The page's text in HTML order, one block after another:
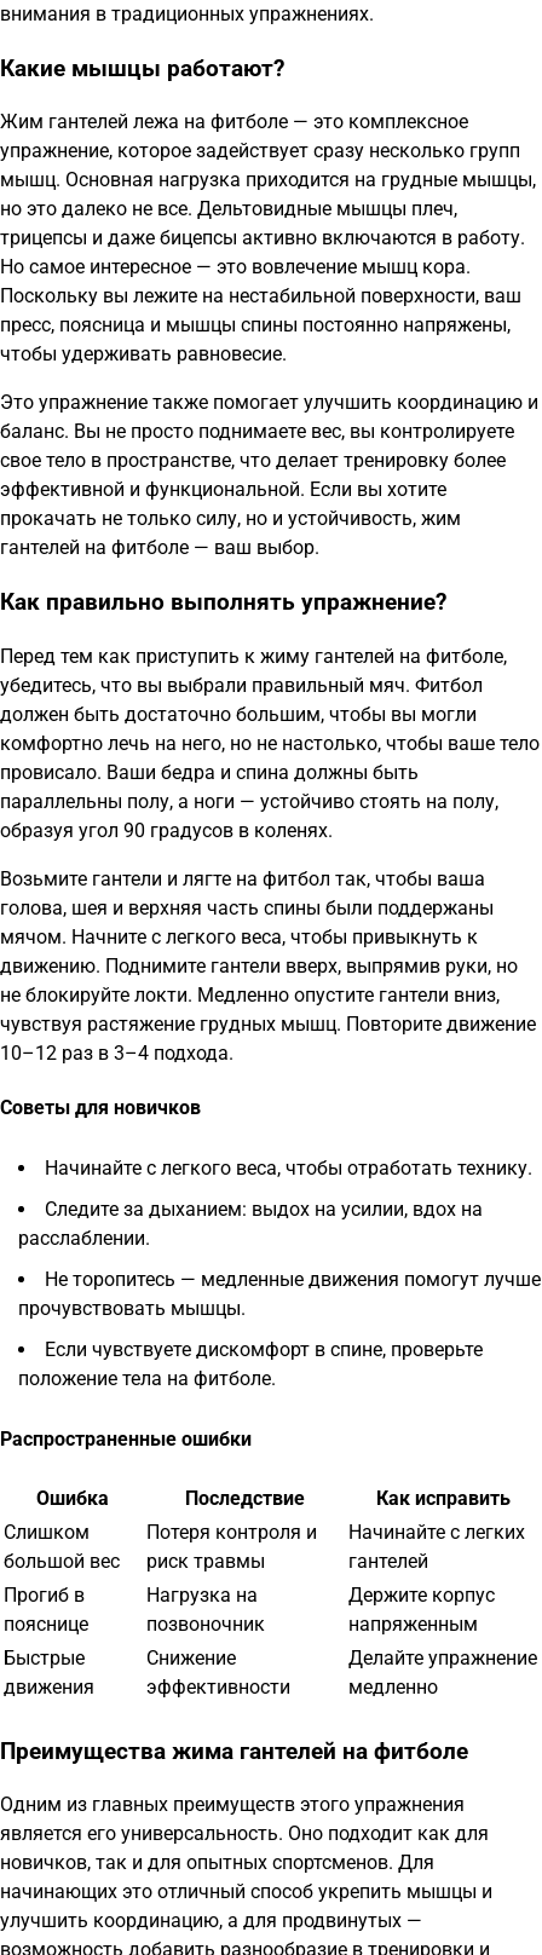
внимания в традиционных упражнениях.
Какие мышцы работают?
Жим гантелей лежа на фитболе — это комплексное
упражнение, которое задействует сразу несколько групп
мышц. Основная нагрузка приходится на грудные мышцы,
но это далеко не все. Дельтовидные мышцы плеч,
трицепсы и даже бицепсы активно включаются в работу.
Но самое интересное — это вовлечение мышц кора.
Поскольку вы лежите на нестабильной поверхности, ваш
пресс, поясница и мышцы спины постоянно напряжены,
чтобы удерживать равновесие.
Это упражнение также помогает улучшить координацию и
баланс. Вы не просто поднимаете вес, вы контролируете
свое тело в пространстве, что делает тренировку более
эффективной и функциональной. Если вы хотите
прокачать не только силу, но и устойчивость, жим
гантелей на фитболе — ваш выбор.
Как правильно выполнять упражнение?
Перед тем как приступить к жиму гантелей на фитболе,
убедитесь, что вы выбрали правильный мяч. Фитбол
должен быть достаточно большим, чтобы вы могли
комфортно лечь на него, но не настолько, чтобы ваше тело
провисало. Ваши бедра и спина должны быть
параллельны полу, а ноги — устойчиво стоять на полу,
образуя угол 90 градусов в коленях.
Возьмите гантели и лягте на фитбол так, чтобы ваша
голова, шея и верхняя часть спины были поддержаны
мячом. Начните с легкого веса, чтобы привыкнуть к
движению. Поднимите гантели вверх, выпрямив руки, но
не блокируйте локти. Медленно опустите гантели вниз,
чувствуя растяжение грудных мышц. Повторите движение
10–12 раз в 3–4 подхода.
Советы для новичков
Начинайте с легкого веса, чтобы отработать технику.
Следите за дыханием: выдох на усилии, вдох на
расслаблении.
Не торопитесь — медленные движения помогут лучше
прочувствовать мышцы.
Если чувствуете дискомфорт в спине, проверьте
положение тела на фитболе.
Распространенные ошибки
Ошибка Последствие
Как исправить
Слишком
большой вес
Потеря контроля и
риск травмы
Начинайте с легких
гантелей
Прогиб в
пояснице
Нагрузка на
позвоночник
Держите корпус
напряженным
Быстрые
движения
Снижение
эффективности
Делайте упражнение
медленно
Преимущества жима гантелей на фитболе
Одним из главных преимуществ этого упражнения
является его универсальность. Оно подходит как для
новичков, так и для опытных спортсменов. Для
начинающих это отличный способ укрепить мышцы и
улучшить координацию, а для продвинутых —
возможность добавить разнообразие в тренировки и